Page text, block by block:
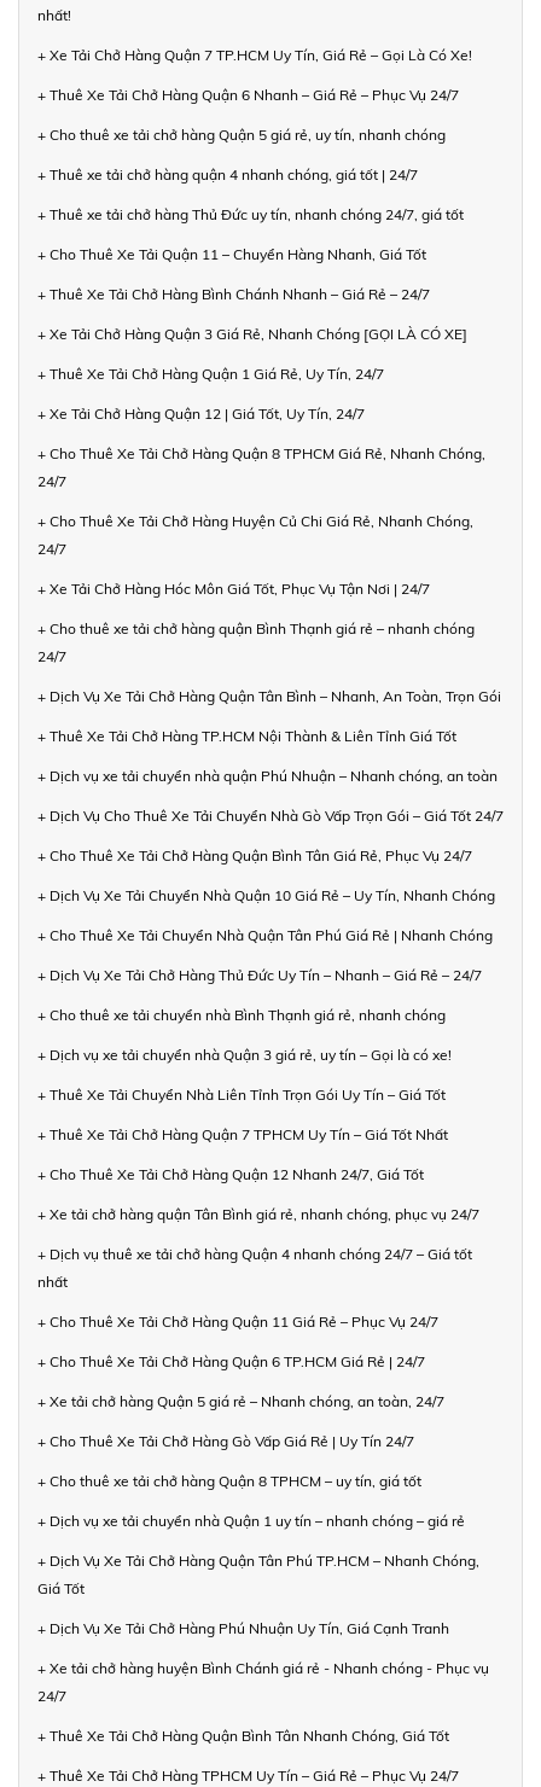
nhất!
+ Xe Tải Chở Hàng Quận 7 TP.HCM Uy Tín, Giá Rẻ – Gọi Là Có Xe!
+ Thuê Xe Tải Chở Hàng Quận 6 Nhanh – Giá Rẻ – Phục Vụ 24/7
+ Cho thuê xe tải chở hàng Quận 5 giá rẻ, uy tín, nhanh chóng
+ Thuê xe tải chở hàng quận 4 nhanh chóng, giá tốt | 24/7
+ Thuê xe tải chở hàng Thủ Đức uy tín, nhanh chóng 24/7, giá tốt
+ Cho Thuê Xe Tải Quận 11 – Chuyển Hàng Nhanh, Giá Tốt
+ Thuê Xe Tải Chở Hàng Bình Chánh Nhanh – Giá Rẻ – 24/7
+ Xe Tải Chở Hàng Quận 3 Giá Rẻ, Nhanh Chóng [GỌI LÀ CÓ XE]
+ Thuê Xe Tải Chở Hàng Quận 1 Giá Rẻ, Uy Tín, 24/7
+ Xe Tải Chở Hàng Quận 12 | Giá Tốt, Uy Tín, 24/7
+ Cho Thuê Xe Tải Chở Hàng Quận 8 TPHCM Giá Rẻ, Nhanh Chóng,
24/7
+ Cho Thuê Xe Tải Chở Hàng Huyện Củ Chi Giá Rẻ, Nhanh Chóng,
24/7
+ Xe Tải Chở Hàng Hóc Môn Giá Tốt, Phục Vụ Tận Nơi | 24/7
+ Cho thuê xe tải chở hàng quận Bình Thạnh giá rẻ – nhanh chóng
24/7
+ Dịch Vụ Xe Tải Chở Hàng Quận Tân Bình – Nhanh, An Toàn, Trọn Gói
+ Thuê Xe Tải Chở Hàng TP.HCM Nội Thành & Liên Tỉnh Giá Tốt
+ Dịch vụ xe tải chuyển nhà quận Phú Nhuận – Nhanh chóng, an toàn
+ Dịch Vụ Cho Thuê Xe Tải Chuyển Nhà Gò Vấp Trọn Gói – Giá Tốt 24/7
+ Cho Thuê Xe Tải Chở Hàng Quận Bình Tân Giá Rẻ, Phục Vụ 24/7
+ Dịch Vụ Xe Tải Chuyển Nhà Quận 10 Giá Rẻ – Uy Tín, Nhanh Chóng
+ Cho Thuê Xe Tải Chuyển Nhà Quận Tân Phú Giá Rẻ | Nhanh Chóng
+ Dịch Vụ Xe Tải Chở Hàng Thủ Đức Uy Tín – Nhanh – Giá Rẻ – 24/7
+ Cho thuê xe tải chuyển nhà Bình Thạnh giá rẻ, nhanh chóng
+ Dịch vụ xe tải chuyển nhà Quận 3 giá rẻ, uy tín – Gọi là có xe!
+ Thuê Xe Tải Chuyển Nhà Liên Tỉnh Trọn Gói Uy Tín – Giá Tốt
+ Thuê Xe Tải Chở Hàng Quận 7 TPHCM Uy Tín – Giá Tốt Nhất
+ Cho Thuê Xe Tải Chở Hàng Quận 12 Nhanh 24/7, Giá Tốt
+ Xe tải chở hàng quận Tân Bình giá rẻ, nhanh chóng, phục vụ 24/7
+ Dịch vụ thuê xe tải chở hàng Quận 4 nhanh chóng 24/7 – Giá tốt
nhất
+ Cho Thuê Xe Tải Chở Hàng Quận 11 Giá Rẻ – Phục Vụ 24/7
+ Cho Thuê Xe Tải Chở Hàng Quận 6 TP.HCM Giá Rẻ | 24/7
+ Xe tải chở hàng Quận 5 giá rẻ – Nhanh chóng, an toàn, 24/7
+ Cho Thuê Xe Tải Chở Hàng Gò Vấp Giá Rẻ | Uy Tín 24/7
+ Cho thuê xe tải chở hàng Quận 8 TPHCM – uy tín, giá tốt
+ Dịch vụ xe tải chuyển nhà Quận 1 uy tín – nhanh chóng – giá rẻ
+ Dịch Vụ Xe Tải Chở Hàng Quận Tân Phú TP.HCM – Nhanh Chóng,
Giá Tốt
+ Dịch Vụ Xe Tải Chở Hàng Phú Nhuận Uy Tín, Giá Cạnh Tranh
+ Xe tải chở hàng huyện Bình Chánh giá rẻ - Nhanh chóng - Phục vụ
24/7
+ Thuê Xe Tải Chở Hàng Quận Bình Tân Nhanh Chóng, Giá Tốt
+ Thuê Xe Tải Chở Hàng TPHCM Uy Tín – Giá Rẻ – Phục Vụ 24/7